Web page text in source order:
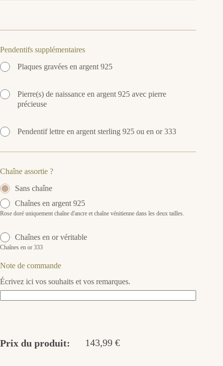
Pendentifs supplémentaires
Plaques gravées en argent 925
Pierre(s) de naissance en argent 925 avec pierre
précieuse
Pendentif lettre en argent sterling 925 ou en or 333
Chaîne assortie ?
Sans chaîne
Chaînes en argent 925
Rose doré uniquement chaîne d'ancre et chaîne vénitienne dans les deux tailles.
Chaînes en or véritable
Chaînes en or 333
Note de commande
Écrivez ici vos souhaits et vos remarques.
Prix du produit: 143,99 €